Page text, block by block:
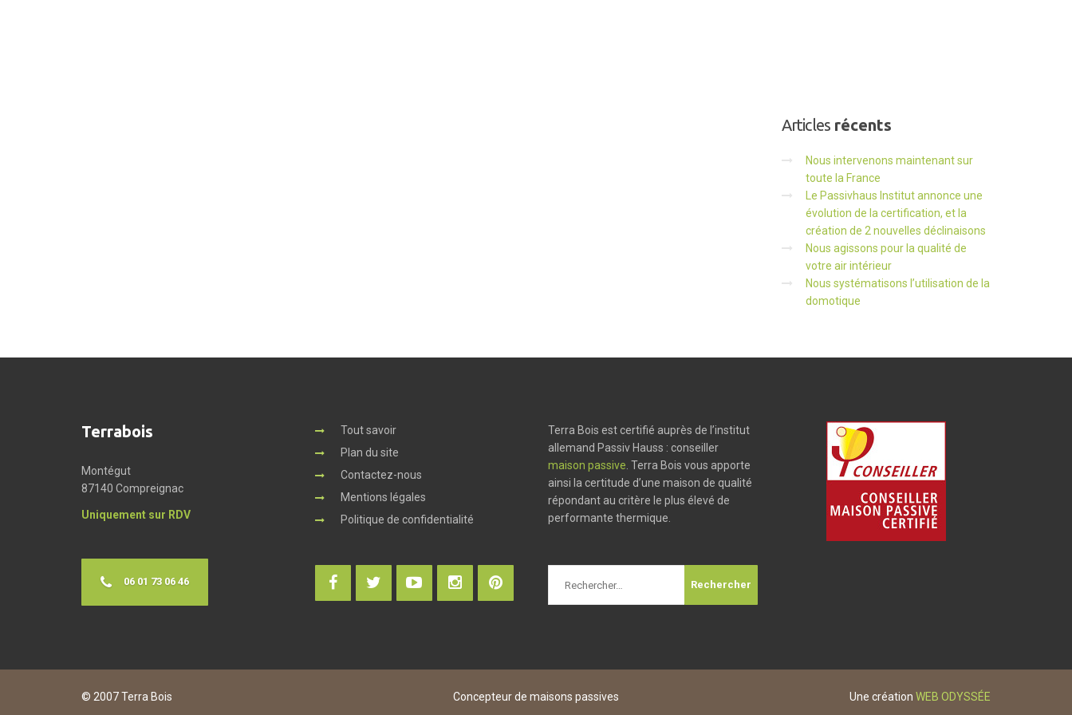
Articles récents
Nous intervenons maintenant sur
toute la France
Le Passivhaus Institut annonce une
évolution de la certification, et la
création de 2 nouvelles déclinaisons
Nous agissons pour la qualité de
votre air intérieur
Nous systématisons l’utilisation de la
domotique
Terrabois
Montégut
87140 Compreignac
Uniquement sur RDV
06 01 73 06 46
Tout savoir
Plan du site
Contactez-nous
Mentions légales
Politique de confidentialité
Terra Bois est certifié auprès de l’institut
allemand Passiv Hauss : conseiller
maison passive . Terra Bois vous apporte
ainsi la certitude d’une maison de qualité
répondant au critère le plus élevé de
performante thermique.
© 2007 Terra Bois Concepteur de maisons passives Une création WEB ODYSSÉE